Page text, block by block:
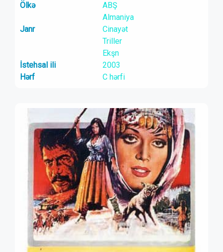
Ölkə
ABŞ
Almaniya
Janr
Cinayət
Triller
Ekşn
İstehsal ili
2003
Hərf
C hərfi